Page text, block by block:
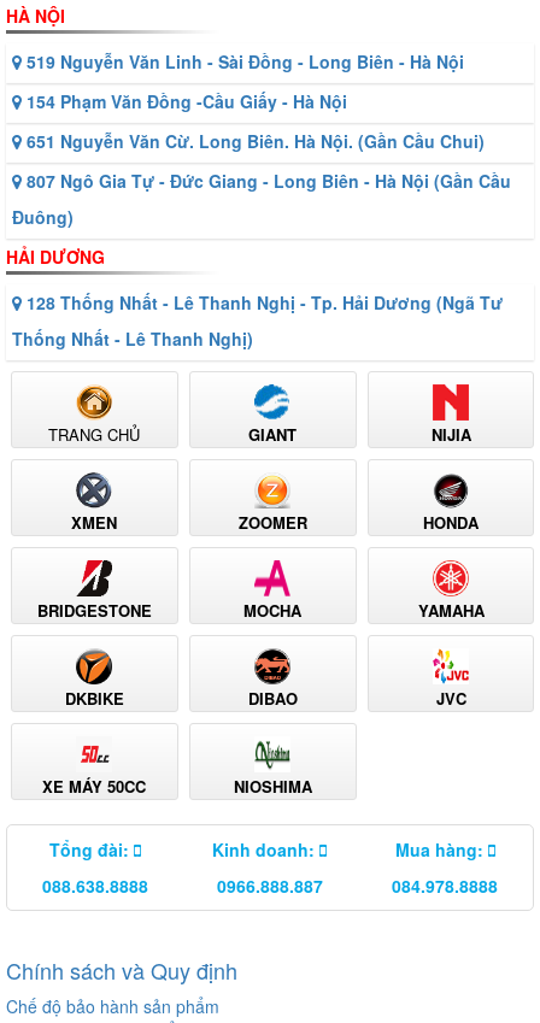
HÀ NỘI
519 Nguyễn Văn Linh - Sài Đồng - Long Biên - Hà Nội
154 Phạm Văn Đồng -Cầu Giấy - Hà Nội
651 Nguyễn Văn Cừ. Long Biên. Hà Nội. (Gần Cầu Chui)
807 Ngô Gia Tự - Đức Giang - Long Biên - Hà Nội (Gần Cầu
Đuông)
HẢI DƯƠNG
128 Thống Nhất - Lê Thanh Nghị - Tp. Hải Dương (Ngã Tư
Thống Nhất - Lê Thanh Nghị)
TRANG CHỦ GIANT NIJIA
XMEN ZOOMER HONDA
BRIDGESTONE MOCHA YAMAHA
DKBIKE DIBAO JVC
XE MÁY 50CC NIOSHIMA
Tổng đài:
088.638.8888
Kinh doanh:
0966.888.887
Mua hàng:
084.978.8888
Chính sách và Quy định
Chế độ bảo hành sản phẩm